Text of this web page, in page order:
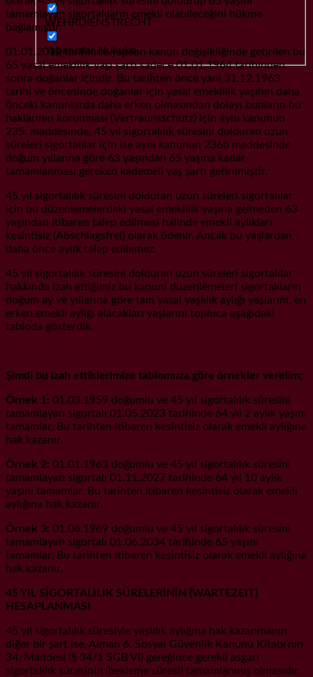
WEHRDIENSTRECHT
Yabancılar Hukuku
tamamlayan sigortalıların emekli olabileceğini hükme
bağlamıştır.
01.01.2012 tarihinde yapılan kanun değişikliğinde getirilen bu
65 yasal emeklilik yaşı şartı sadece 01.01.1964 tarihinden
sonra doğanlar içindir. Bu tarihten önce yani 31.12.1963
tarihi ve öncesinde doğanlar için yasal emeklilik yaşının daha
önceki kanunlarda daha erken olmasından dolayı bunların bu
haklarının korunması (Vertraunsschutz) için aynı kanunun
235. maddesinde, 45 yıl sigortalılık süresini dolduran uzun
süreleri sigortalılar için ise aynı kanunun 236b maddesinde
doğum yıllarına göre 63 yaşından 65 yaşına kadar
tamamlanması gereken kademeli yaş şartı getirilmiştir.
45 yıl sigortalılık süresini dolduran uzun süreleri sigortalılar
için bu düzenlemelerdeki yasal emeklilik yaşına gelmeden 63
yaşından itibaren talep edilmesi halinde emekli aylıkları
kesintisiz (Abschlagsfrei) olarak ödenir. Ancak bu yaşlardan
daha önce aylık talep edilemez.
45 yıl sigortalılık süresini dolduran uzun süreleri sigortalılar
hakkında izah ettiğimiz bu kanuni düzenlemeleri sigortalıların
doğum ay ve yıllarına göre tam yasal yaşlılık aylığı yaşlarını, en
erken emekli aylığı alacakları yaşlarını topluca aşağıdaki
tabloda gösterdik.
Şimdi bu izah ettiklerimize tablomuza göre örnekler verelim;
Örnek 1: 01.03.1959 doğumlu ve 45 yıl sigortalılık süresini
tamamlayan sigortalı 01.05.2023 tarihinde 64 yıl 2 aylık yaşını
tamamlar. Bu tarihten itibaren kesintisiz olarak emekli aylığına
hak kazanır.
Örnek 2: 01.01.1963 doğumlu ve 45 yıl sigortalılık süresini
tamamlayan sigortalı 01.11.2027 tarihinde 64 yıl 10 aylık
yaşını tamamlar. Bu tarihten itibaren kesintisiz olarak emekli
aylığına hak kazanır.
Örnek 3: 01.06.1969 doğumlu ve 45 yıl sigortalılık süresini
tamamlayan sigortalı 01.06.2034 tarihinde 65 yaşını
tamamlar. Bu tarihten itibaren kesintisiz olarak emekli aylığına
hak kazanır.
45 YIL SİGORTALILIK SÜRELERİNİN (WARTEZEIT)
HESAPLANMASI
45 yıl sigortalılık süresiyle yaşlılık aylığına hak kazanmanın
diğer bir şart ise, Alman 6. Sosyal Güvenlik Kanunu Kitabı’nın
34. Maddesi (§ 34/1 SGB VI) gereğince gerekli asgari
sigortalılık süresinin (bekleme süresi) tamamlanmış olmasıdır.